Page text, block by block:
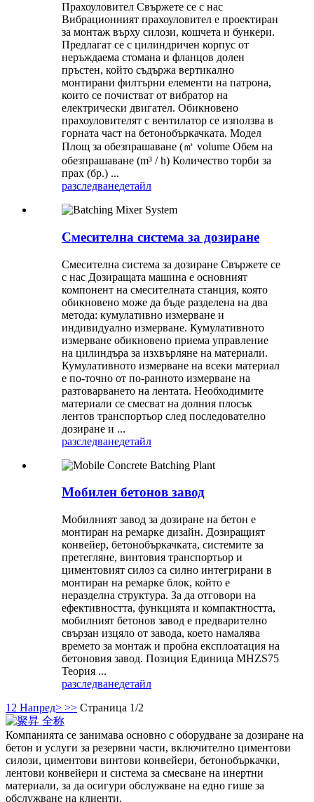
Прахоуловител Свържете се с нас
Вибрационният прахоуловител е проектиран
за монтаж върху силози, кошчета и бункери.
Предлагат се с цилиндричен корпус от
неръждаема стомана и фланцов долен
пръстен, който съдържа вертикално
монтирани филтърни елементи на патрона,
които се почистват от вибратор на
електрически двигател. Обикновено
прахоуловителят с вентилатор се използва в
горната част на бетонобъркачката. Модел
Площ за обезпрашаване (㎡ volume Обем на
обезпрашаване (m³ / h) Количество торби за
прах (бр.) ...
разследванедетайл
Смесителна система за дозиране
Смесителна система за дозиране Свържете се
с нас Дозиращата машина е основният
компонент на смесителната станция, която
обикновено може да бъде разделена на два
метода: кумулативно измерване и
индивидуално измерване. Кумулативното
измерване обикновено приема управление
на цилиндъра за изхвърляне на материали.
Кумулативното измерване на всеки материал
е по-точно от по-ранното измерване на
разтоварването на лентата. Необходимите
материали се смесват на долния плосък
лентов транспортьор след последователно
дозиране и ...
разследванедетайл
Мобилен бетонов завод
Мобилният завод за дозиране на бетон е
монтиран на ремарке дизайн. Дозиращият
конвейер, бетонобъркачката, системите за
претегляне, винтовия транспортьор и
циментовият силоз са силно интегрирани в
монтиран на ремарке блок, който е
неразделна структура. За да отговори на
ефективността, функцията и компактността,
мобилният бетонов завод е предварително
свързан изцяло от завода, което намалява
времето за монтаж и пробна експлоатация на
бетоновия завод. Позиция Единица MHZS75
Теория ...
разследванедетайл
1 2 Напред> >> Страница 1/2
Компанията се занимава основно с оборудване за дозиране на
бетон и услуги за резервни части, включително циментови
силози, циментови винтови конвейери, бетонобъркачки,
лентови конвейери и система за смесване на инертни
материали, за да осигури обслужване на едно гише за
обслужване на клиенти.